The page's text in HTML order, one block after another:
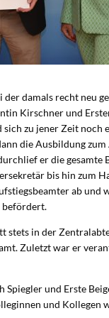
damals recht neu
Kirschner und
zu jener Zeit noch
die Ausbildung
er die gesamte
bis hin zum
ab und
befördert.
stets in der
Zuletzt war er
Spiegler und Erste
und Kollegen